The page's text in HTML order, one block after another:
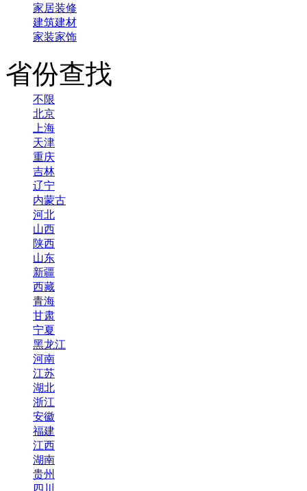
家居装修
建筑建材
家装家饰
省份查找
不限
北京
上海
天津
重庆
吉林
辽宁
内蒙古
河北
山西
陕西
山东
新疆
西藏
青海
甘肃
宁夏
黑龙江
河南
江苏
湖北
浙江
安徽
福建
江西
湖南
贵州
四川